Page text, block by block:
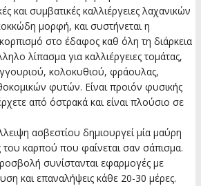
και συμβατικές καλλιέργειες λαχανικών
μορφή, και συστήνεται η
στο έδαφος καθ όλη τη διάρκεια
λίπασμα για καλλιέργειες τομάτας,
κολοκυθιού, φράουλας,
φυτών. Είναι προιόν φυσικής
από όστρακά και είναι πλούσιο σε
ασβεστίου δημιουργεί μία μαύρη
του καρπού που φαίνεται σαν σάπισμα.
συνίστανται εφαρμογές με
και επαναλήψεις κάθε 20-30 μέρες.